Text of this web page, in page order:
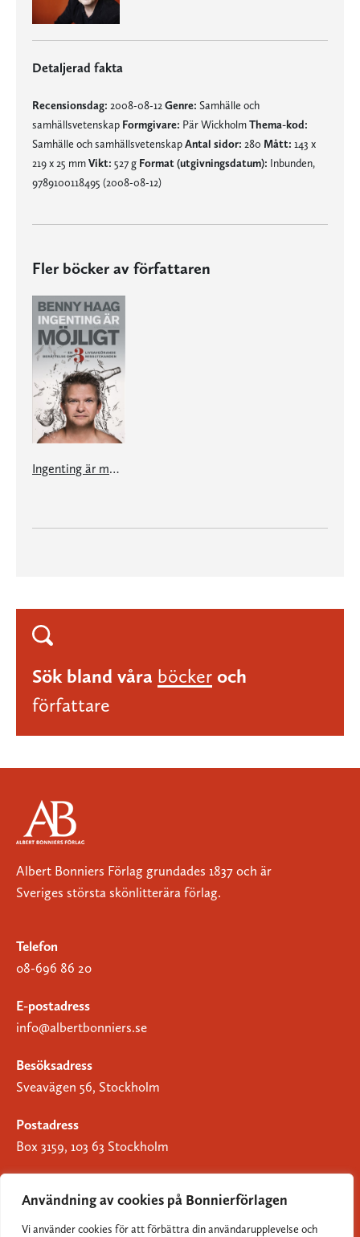
Användning av cookies på Bonnierförlagen
Vi använder cookies för att förbättra din användarupplevelse och
Detaljerad fakta
Recensionsdag: 2008-08-12 Genre: Samhälle och
samhällsvetenskap Formgivare: Pär WickholmThema-kod:
Samhälle och samhällsvetenskapAntal sidor: 280 Mått: 143 x
219 x 25 mmVikt: 527 g Format (utgivningsdatum): Inbunden,
9789100118495 (2008-08-12)
Fler böcker av författaren
Ingenting är möjligt
Sök bland våra böcker och
författare
Albert Bonniers Förlag grundades 1837 och är
Sveriges största skönlitterära förlag.
Telefon
08-696 86 20
E-postadress
info@albertbonniers.se
Besöksadress
Sveavägen 56, Stockholm
Postadress
Box 3159, 103 63 Stockholm
Om Bonnierförlagen